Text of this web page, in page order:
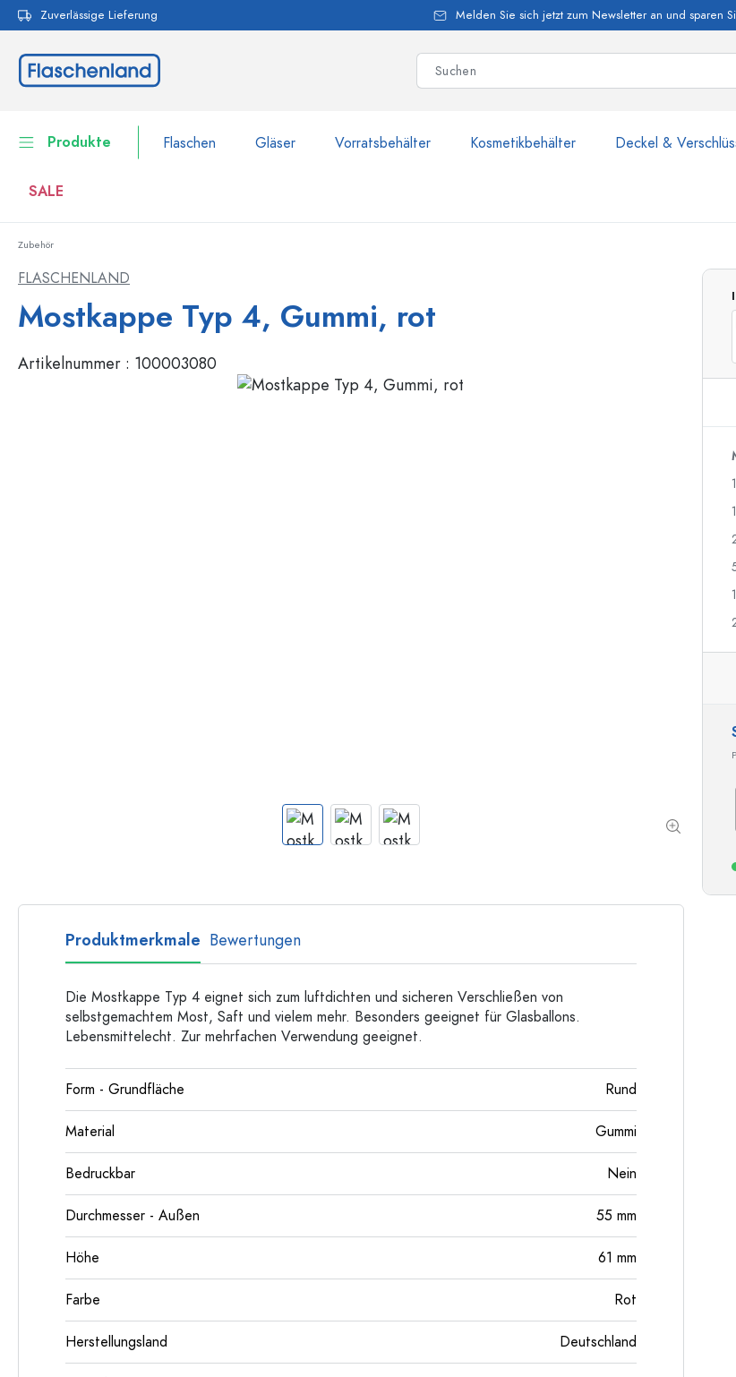
Zur Hauptnavigation springen
Zuverlässige Lieferung Melden Sie sich jetzt zum Newsletter an und sparen
Produkte Flaschen Gläser Vorratsbehälter Kosmetikbehälter Deckel &
SALE
Gläser
Vorratsbehälter
Flaschen nach Marke
WECK-Flaschen
Flaschen nach Volumen
750 ml
1000
Airless
Flaschen nach Form
Apothekerflaschen
Glas- &
Flaschen nach Material
Kunststoffflaschen
Aluminiumflaschen
Zubehör
FLASCHENLAND
Mostkappe Typ 4, Gummi, rot
Artikelnummer : 100003080
1
Produktmerkmale Bewertungen
Die Mostkappe Typ 4 eignet sich zum luftdichten und sicheren Verschließen von
selbstgemachtem Most, Saft und vielem mehr. Besonders geeignet für Glasballons.
Lebensmittelecht. Zur mehrfachen Verwendung geeignet.
Form - Grundfläche Rund
Material Gummi
Bedruckbar Nein
Durchmesser - Außen 55 mm
Höhe 61 mm
Farbe Rot
Herstellungsland Deutschland